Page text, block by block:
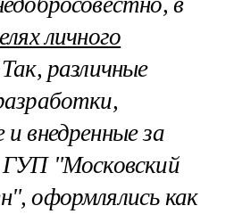
личного
различные
внедренные за
ГУП "Московский
оформлялись как